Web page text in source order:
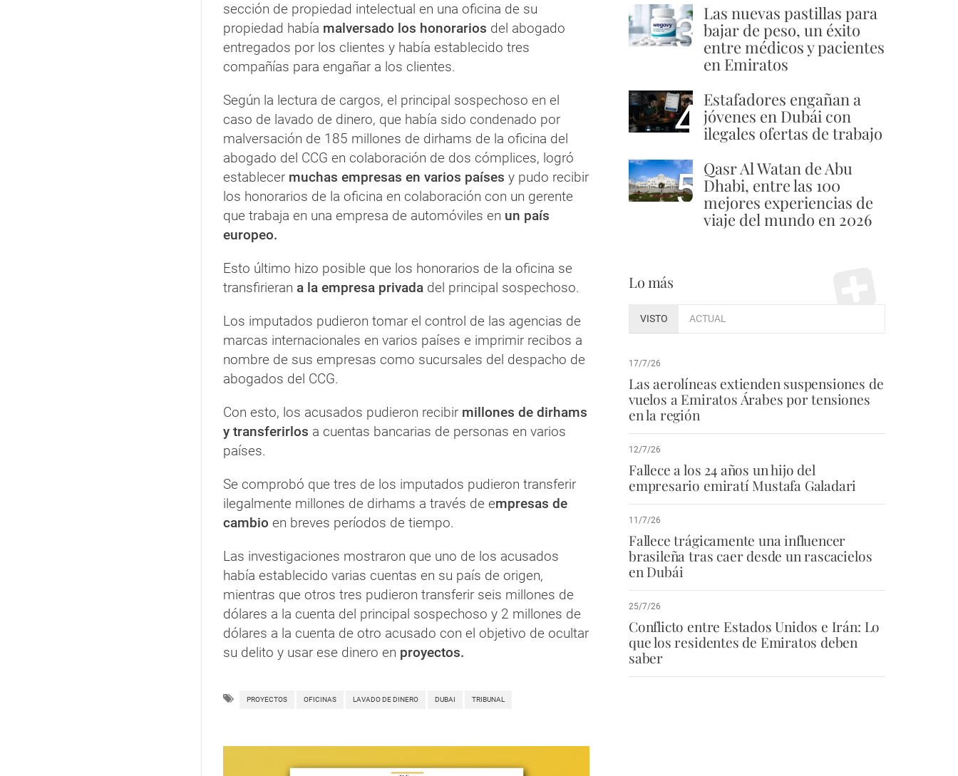
sección de propiedad intelectual en una oficina de su
propiedad había malversado los honorarios del abogado
entregados por los clientes y había establecido tres
compañías para engañar a los clientes.
Según la lectura de cargos, el principal sospechoso en el
caso de lavado de dinero, que había sido condenado por
malversación de 185 millones de dirhams de la oficina del
abogado del CCG en colaboración de dos cómplices, logró
establecer muchas empresas en varios países y pudo recibir
los honorarios de la oficina en colaboración con un gerente
que trabaja en una empresa de automóviles en un país
europeo.
Esto último hizo posible que los honorarios de la oficina se
transfirieran a la empresa privada del principal sospechoso.
Los imputados pudieron tomar el control de las agencias de
marcas internacionales en varios países e imprimir recibos a
nombre de sus empresas como sucursales del despacho de
abogados del CCG.
Con esto, los acusados ​​pudieron recibir millones de dirhams
y transferirlos a cuentas bancarias de personas en varios
países.
Se comprobó que tres de los imputados pudieron transferir
ilegalmente millones de dirhams a través de empresas de
cambio en breves períodos de tiempo.
Las investigaciones mostraron que uno de los acusados ​​
había establecido varias cuentas en su país de origen,
mientras que otros tres pudieron transferir seis millones de
dólares a la cuenta del principal sospechoso y 2 millones de
dólares a la cuenta de otro acusado con el objetivo de ocultar
su delito y usar ese dinero en proyectos.
PROYECTOS OFICINAS LAVADO DE DINERO DUBAI TRIBUNAL
3 Las nuevas pastillas para
bajar de peso, un éxito
entre médicos y pacientes
en Emiratos
4 Estafadores engañan a
jóvenes en Dubái con
ilegales ofertas de trabajo
5 Qasr Al Watan de Abu
Dhabi, entre las 100
mejores experiencias de
viaje del mundo en 2026
Lo más
VISTO ACTUAL
17/7/26
Las aerolíneas extienden suspensiones de
vuelos a Emiratos Árabes por tensiones
en la región
12/7/26
Fallece a los 24 años un hijo del
empresario emiratí Mustafa Galadari
11/7/26
Fallece trágicamente una influencer
brasileña tras caer desde un rascacielos
en Dubái
25/7/26
Conflicto entre Estados Unidos e Irán: Lo
que los residentes de Emiratos deben
saber